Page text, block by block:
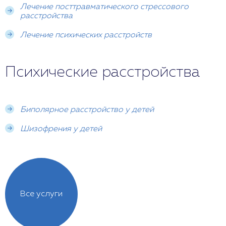
конфликтов. Открытое и конструктивное
общение в семье и школе также способствует
снижению риска развития асоциального
поведения.
Лечение посттравматического стрессового
расстройства
Лечение психических расстройств
Психические расстройства
Биполярное расстройство у детей
Шизофрения у детей
Все услуги